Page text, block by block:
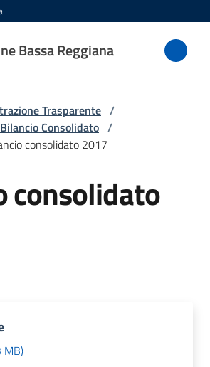
Bassa Reggiana
Trasparente /
Bilancio Consolidato /
consolidato 2017
consolidato
MB)